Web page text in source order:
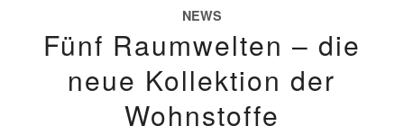
NEWS
Fünf Raumwelten – die
neue Kollektion der
Wohnstoffe